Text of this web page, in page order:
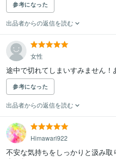
参考になった
出品者からの返信を読む
女性
途中で切れてしまいすみません！
参考になった
出品者からの返信を読む
Himawari922
不安な気持ちをしっかりと汲み